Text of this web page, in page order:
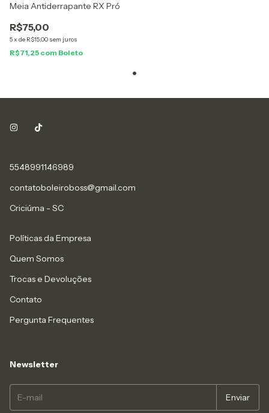
Meia Antiderrapante RX Pró
R$75,00
5x de R$15,00 sem juros
R$71,25 com Boleto
5548991146989
contatoboleiroboss@gmail.com
Criciúma - SC
Políticas da Empresa
Quem Somos
Trocas e Devoluções
Contato
Pergunta Frequentes
Newsletter